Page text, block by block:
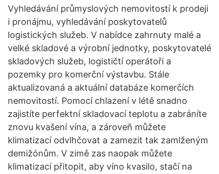
Vyhledávání průmyslových nemovitostí k prodeji
i pronájmu, vyhledávání poskytovatelů
logistických služeb. V nabídce zahrnuty malé a
velké skladové a výrobní jednotky, poskytovatelé
skladových služeb, logističtí operátoři a
pozemky pro komerční výstavbu. Stále
aktualizovaná a aktuální databáze komerčích
nemovitostí. Pomocí chlazení v létě snadno
zajistíte perfektní skladovací teplotu a zabráníte
znovu kvašení vína, a zároveň můžete
klimatizací odvlhčovat a zamezit tak zamlženým
demižónům. V zimě zas naopak můžete
klimatizací přitopit, aby víno kvasilo, stačí na